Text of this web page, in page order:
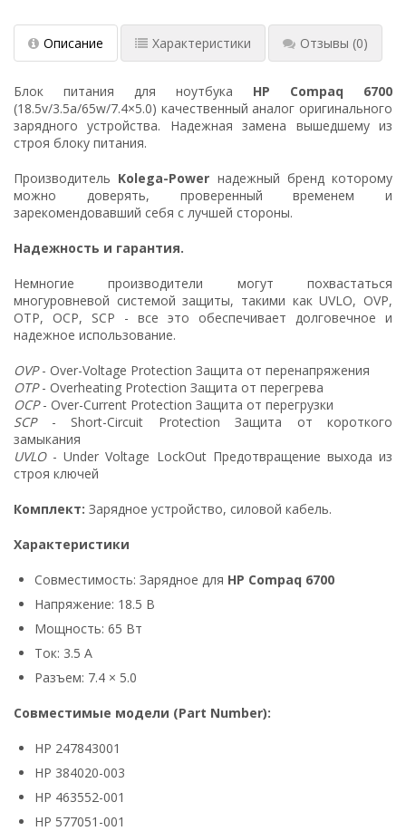
Описание Характеристики Отзывы (0)
Блок питания для ноутбука HP Compaq 6700
(18.5v/3.5a/65w/7.4×5.0) качественный аналог оригинального
зарядного устройства. Надежная замена вышедшему из
строя блоку питания.
Производитель Kolega-Power надежный бренд которому
можно доверять, проверенный временем и
зарекомендовавший себя с лучшей стороны.
Надежность и гарантия.
Немногие производители могут похвастаться
многуровневой системой защиты, такими как UVLO, OVP,
OTP, OCP, SCP - все это обеспечивает долговечное и
надежное использование.
OVP- Over-Voltage Protection Защита от перенапряжения
OTP- Overheating Protection Защита от перегрева
OCP- Over-Current Protection Защита от перегрузки
SCP- Short-Circuit Protection Защита от короткого
замыкания
UVLO- Under Voltage LockOut Предотвращение выхода из
строя ключей
Комплект: Зарядное устройство, силовой кабель.
Характеристики
Совместимость: Зарядное для HP Compaq 6700
Напряжение: 18.5 В
Мощность: 65 Вт
Ток: 3.5 А
Разъем: 7.4 × 5.0
Совместимые модели (Part Number):
HP 247843001
HP 384020-003
HP 463552-001
HP 577051-001